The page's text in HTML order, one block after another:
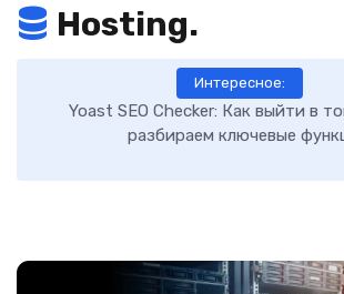
Hosting.
Интересное:
Как включить GZIP-сжатие в
загрузку сайта: